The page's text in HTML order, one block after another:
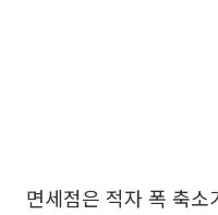
면세점은 적자 폭 축소